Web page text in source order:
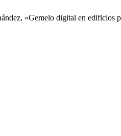
«Gemelo digital en edificios